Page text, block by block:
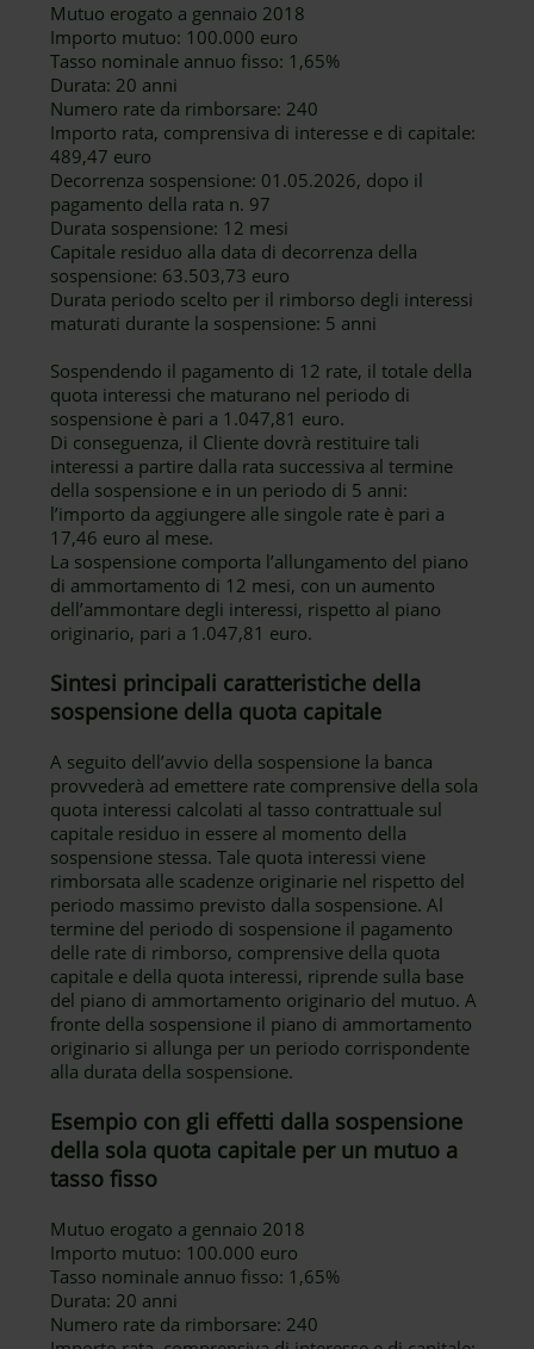
Mutuo erogato a gennaio 2018
Importo mutuo: 100.000 euro
Tasso nominale annuo fisso: 1,65%
Durata: 20 anni
Numero rate da rimborsare: 240
Importo rata, comprensiva di interesse e di capitale:
489,47 euro
Decorrenza sospensione: 01.05.2026, dopo il
pagamento della rata n. 97
Durata sospensione: 12 mesi
Capitale residuo alla data di decorrenza della
sospensione: 63.503,73 euro
Durata periodo scelto per il rimborso degli interessi
maturati durante la sospensione: 5 anni
Sospendendo il pagamento di 12 rate, il totale della
quota interessi che maturano nel periodo di
sospensione è pari a 1.047,81 euro.
Di conseguenza, il Cliente dovrà restituire tali
interessi a partire dalla rata successiva al termine
della sospensione e in un periodo di 5 anni:
l’importo da aggiungere alle singole rate è pari a
17,46 euro al mese.
La sospensione comporta l’allungamento del piano
di ammortamento di 12 mesi, con un aumento
dell’ammontare degli interessi, rispetto al piano
originario, pari a 1.047,81 euro.
Sintesi principali caratteristiche della
sospensione della quota capitale
A seguito dell’avvio della sospensione la banca
provvederà ad emettere rate comprensive della sola
quota interessi calcolati al tasso contrattuale sul
capitale residuo in essere al momento della
sospensione stessa. Tale quota interessi viene
rimborsata alle scadenze originarie nel rispetto del
periodo massimo previsto dalla sospensione. Al
termine del periodo di sospensione il pagamento
delle rate di rimborso, comprensive della quota
capitale e della quota interessi, riprende sulla base
del piano di ammortamento originario del mutuo. A
fronte della sospensione il piano di ammortamento
originario si allunga per un periodo corrispondente
alla durata della sospensione.
Esempio con gli effetti dalla sospensione
della sola quota capitale per un mutuo a
tasso fisso
Mutuo erogato a gennaio 2018
Importo mutuo: 100.000 euro
Tasso nominale annuo fisso: 1,65%
Durata: 20 anni
Numero rate da rimborsare: 240